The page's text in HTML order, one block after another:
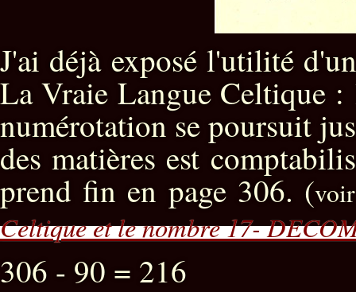
J'ai déjà exposé l'utilité
La Vraie Langue Celtique :
numérotation se poursuit
des matières est
prend fin en page 306. (
Celtique et le nombre 17-
306 - 90 = 216